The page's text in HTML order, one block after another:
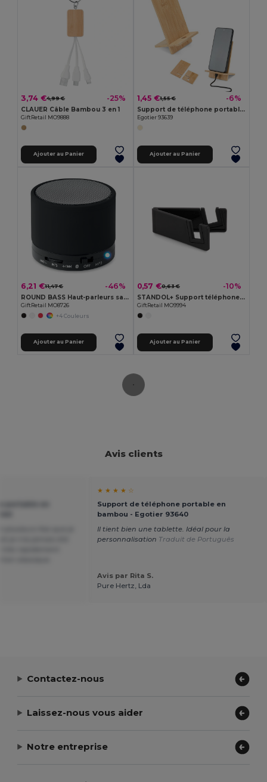
3,74 €4,99 € -25%
CLAUER Câble Bambou 3 en 1
GiftRetail MO9888
Ajouter au Panier
1,45 €1,55 € -6%
Support de téléphone portable en bambou, détachable en deux parties
Egotier 93639
Ajouter au Panier
6,21 €11,47 € -46%
ROUND BASS Haut-parleurs sans fil
GiftRetail MO8726
+4 Couleurs
Ajouter au Panier
0,57 €0,63 € -10%
STANDOL+ Support téléphone bambou/ABS
GiftRetail MO9994
Ajouter au Panier
Avis clients
★ ★ ★ ★ ☆
Support de téléphone portable en
bambou - Egotier 93640
Il tient bien une tablette. Idéal pour la
personnalisation Traduit de Português
Avis par Rita S.
Pure Hertz, Lda
Contactez-nous
Laissez-nous vous aider
Notre entreprise